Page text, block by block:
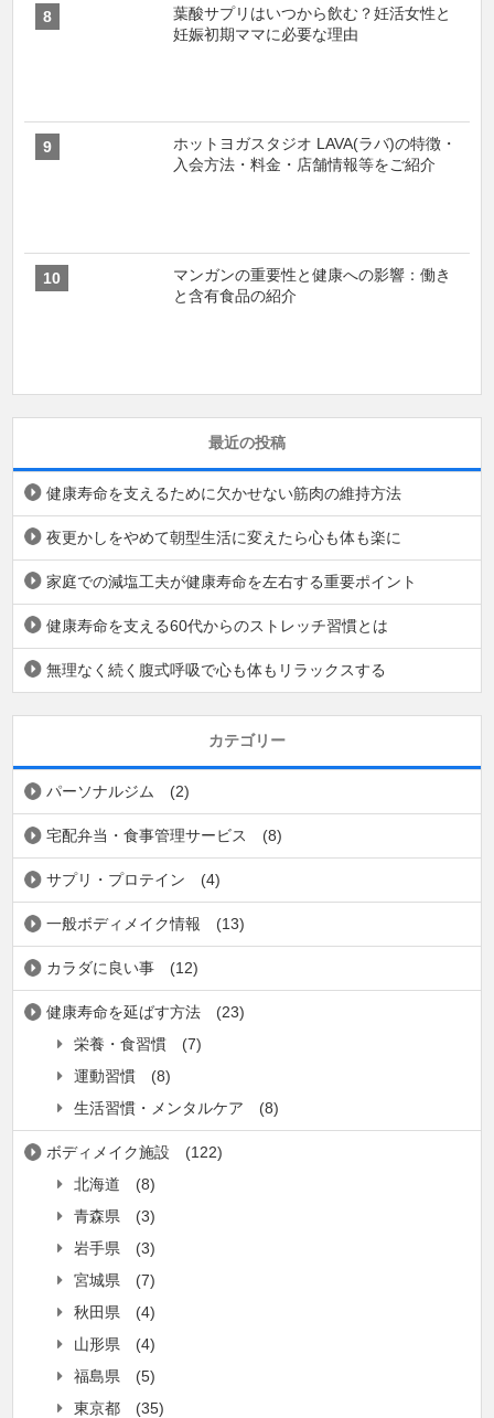
葉酸サプリはいつから飲む？妊活女性と
妊娠初期ママに必要な理由
ホットヨガスタジオ LAVA(ラバ)の特徴・
入会方法・料金・店舗情報等をご紹介
マンガンの重要性と健康への影響：働き
と含有食品の紹介
最近の投稿
健康寿命を支えるために欠かせない筋肉の維持方法
夜更かしをやめて朝型生活に変えたら心も体も楽に
家庭での減塩工夫が健康寿命を左右する重要ポイント
健康寿命を支える60代からのストレッチ習慣とは
無理なく続く腹式呼吸で心も体もリラックスする
カテゴリー
パーソナルジム (2)
宅配弁当・食事管理サービス (8)
サプリ・プロテイン (4)
一般ボディメイク情報 (13)
カラダに良い事 (12)
健康寿命を延ばす方法
(23)
栄養・食習慣
(7)
運動習慣
(8)
生活習慣・メンタルケア
(8)
ボディメイク施設
(122)
北海道
(8)
青森県
(3)
岩手県
(3)
宮城県
(7)
秋田県
(4)
山形県
(4)
福島県
(5)
東京都
(35)